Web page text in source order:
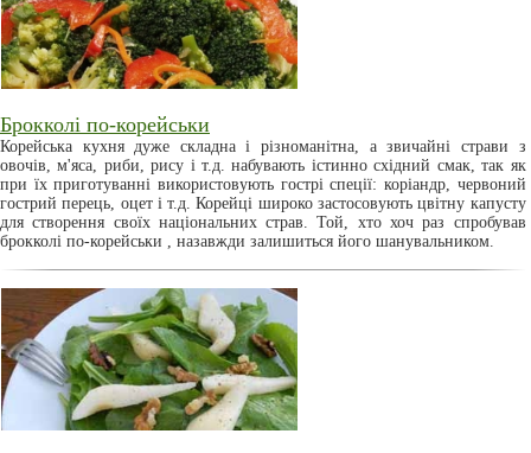
Брокколі по-корейськи
Корейська кухня дуже складна і різноманітна, а звичайні страви з
овочів, м'яса, риби, рису і т.д. набувають істинно східний смак, так як
при їх приготуванні використовують гострі спеції: коріандр, червоний
гострий перець, оцет і т.д. Корейці широко застосовують цвітну капусту
для створення своїх національних страв. Той, хто хоч раз спробував
брокколі по-корейськи , назавжди залишиться його шанувальником.